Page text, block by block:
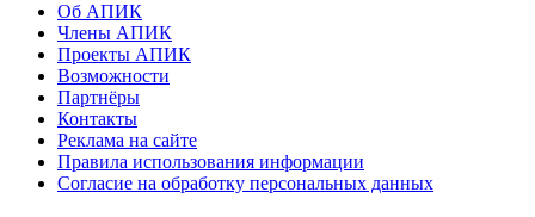
Об АПИК
Члены АПИК
Проекты АПИК
Возможности
Партнёры
Контакты
Реклама на сайте
Правила использования информации
Согласие на обработку персональных данных